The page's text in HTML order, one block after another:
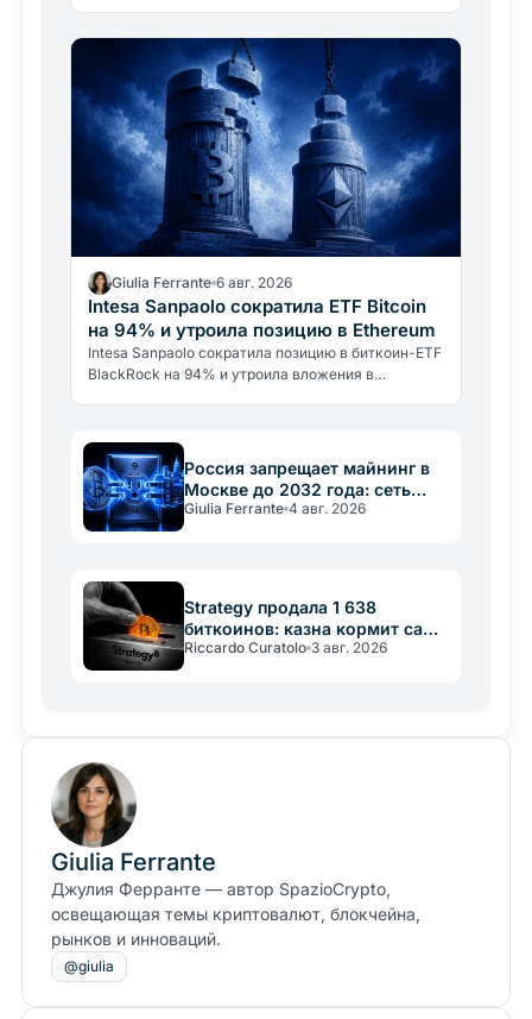
Giulia Ferrante 6 авг. 2026
Intesa Sanpaolo сократила ETF Bitcoin
на 94% и утроила позицию в Ethereum
Intesa Sanpaolo сократила позицию в биткоин-ETF
BlackRock на 94% и утроила вложения в
Россия запрещает майнинг в
Москве до 2032 года: сеть
важнее крипты
Giulia Ferrante 4 авг. 2026
Strategy продала 1 638
биткоинов: казна кормит саму
себя
Riccardo Curatolo 3 авг. 2026
Giulia Ferrante
Джулия Ферранте — автор SpazioCrypto,
освещающая темы криптовалют, блокчейна,
рынков и инноваций.
@giulia